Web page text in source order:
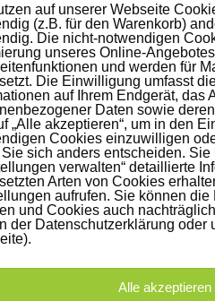
INC.]
,Studionews,Unkategorisiert
Inc. Fotograf: Jörg Singer
auf unserer Webseite
(z.B. für den Warenkorb)
Die nicht-notwendigen
unseres Online-
und werden für
Die Einwilligung umfasst
auf Ihrem Endgerät, das
Daten sowie
„Alle akzeptieren“, um in den
Cookies einzuwilligen
sich anders entscheiden. Sie
verwalten“ detaillierte
Arten von Cookies
aufrufen. Sie können
und Cookies auch
der Datenschutzerklärung oder
Alle akzeptieren